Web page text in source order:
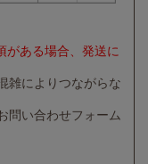
ある場合、発送に
雑によりつながらな
問い合わせフォーム